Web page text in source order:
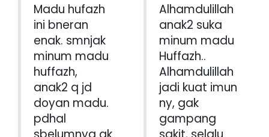
Madu hufazh
ini bneran
enak. smnjak
minum madu
huffazh,
anak2 q jd
doyan madu.
pdhal
Alhamdulillah
anak2 suka
minum madu
Huffazh..
Alhamdulillah
jadi kuat imun
ny, gak
gampang